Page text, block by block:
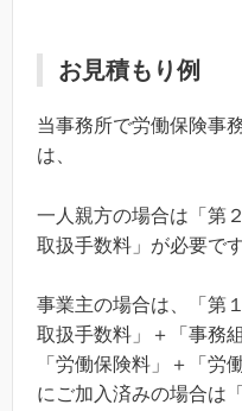
お見積もり例
当事務所で労働保険事
は、
一人親方の場合は「第
取扱手数料」が必要です
事業主の場合は、「第
取扱手数料」＋「事務
「労働保険料」＋「労
にご加入済みの場合は